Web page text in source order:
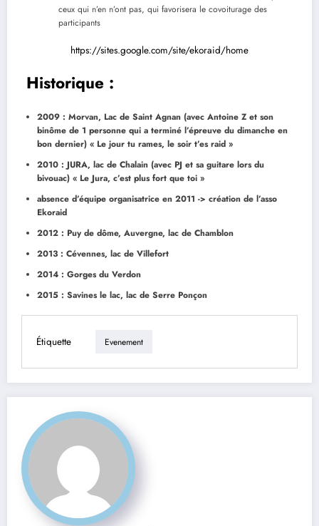
ceux qui n’en n’ont pas, qui favorisera le covoiturage des
participants
https://sites.google.com/site/ekoraid/home
Historique :
2009 : Morvan, Lac de Saint Agnan (avec Antoine Z et son
binôme de 1 personne qui a terminé l’épreuve du dimanche en
bon dernier) « Le jour tu rames, le soir t’es raid »
2010 : JURA, lac de Chalain (avec PJ et sa guitare lors du
bivouac) « Le Jura, c’est plus fort que toi »
absence d’équipe organisatrice en 2011 -> création de l’asso
Ekoraid
2012 : Puy de dôme, Auvergne, lac de Chamblon
2013 : Cévennes, lac de Villefort
2014 : Gorges du Verdon
2015 : Savines le lac, lac de Serre Ponçon
Étiquette Evenement